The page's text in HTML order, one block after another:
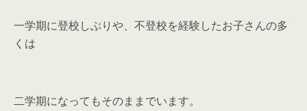
一学期に登校しぶりや、不登校を経験したお子さんの多
くは
二学期になってもそのままでいます。